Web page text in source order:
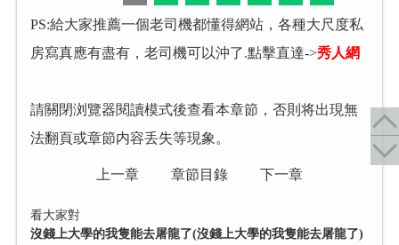
PS:給大家推薦一個老司機都懂得網站，各種大尺度私
房寫真應有盡有，老司機可以沖了.點擊直達->秀人網
請關閉浏覽器閱讀模式後查看本章節，否則将出現無
法翻頁或章節内容丢失等現象。
上一章 章節目錄 下一章
看大家對
沒錢上大學的我隻能去屠龍了(沒錢上大學的我隻能去屠龍了)